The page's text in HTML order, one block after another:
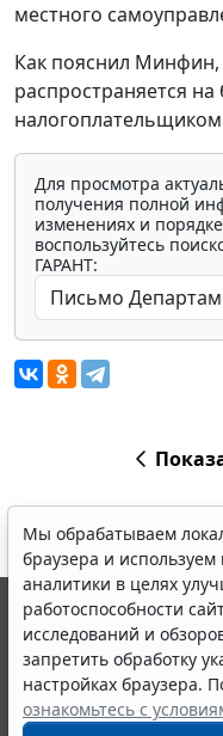
местного
Как пояснил
распространяется
Для просмотра
получения полной
изменениях и
воспользуйтесь
ГАРАНТ:
Мы обрабатываем
браузера и
аналитики в целях
работоспособности
исследований и
запретить обработку
настройках браузера.
ознакомьтесь с
© ООО "НПП "ГАРАНТ-
выпускается с 1990
являются участниками
информации ГАРАНТ.
Портал ГАРАНТ.РУ